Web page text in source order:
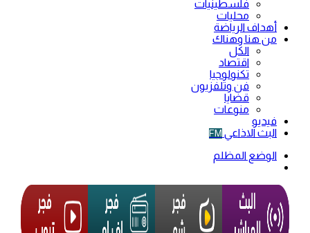
فلسطينيات
محليات
أهداف الرياضة
من هنا وهناك
الكل
اقتصاد
تكنولوجيا
فن وتلفزيون
قضايا
منوعات
فيديو
البث الاذاعي FM
الوضع المظلم